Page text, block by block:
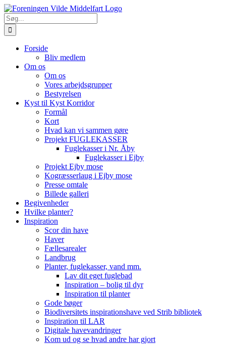
Skip
to
content
Søg
efter:
Forside
Bliv medlem
Om os
Om os
Vores arbejdsgrupper
Bestyrelsen
Kyst til Kyst Korridor
Formål
Kort
Hvad kan vi sammen gøre
Projekt FUGLEKASSER
Fuglekasser i Nr. Åby
Fuglekasser i Ejby
Projekt Ejby mose
Kogræsserlaug i Ejby mose
Presse omtale
Billede galleri
Begivenheder
Hvilke planter?
Inspiration
Scor din have
Haver
Fællesarealer
Landbrug
Planter, fuglekasser, vand mm.
Lav dit eget fuglebad
Inspiration – bolig til dyr
Inspiration til planter
Gode bøger
Biodiversitets inspirationshave ved Strib bibliotek
Inspiration til LAR
Digitale havevandringer
Kom ud og se hvad andre har gjort